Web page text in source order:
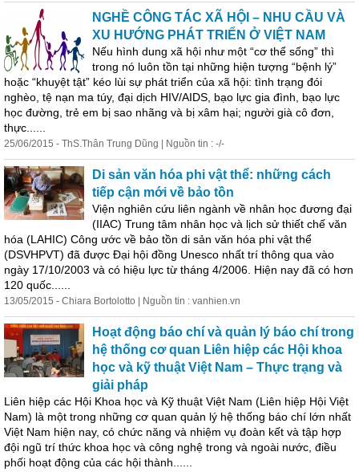
NGHỀ CÔNG TÁC XÃ HỘI – NHU CẦU VÀ
XU HƯỚNG PHÁT TRIỂN Ở VIỆT NAM
Nếu hình dung xã hội như một “cơ thể sống” thì
trong nó luôn tồn tại những hiện tượng “bệnh lý”
hoặc “khuyệt tật” kéo lùi sự phát triển của xã hội: tình trạng đói
nghèo, tệ nạn ma túy, đại dịch HIV/AIDS, bạo lực gia đình, bạo lực
học đường, trẻ em bị sao nhãng và bị xâm hại; người già cô đơn,
thực......
25/06/2015 - ThS.Thân Trung Dũng | Nguồn tin : -/-
Di sản văn hóa phi vật thể: những cách
tiếp cận mới về bảo tồn
Viện nghiên cứu liên ngành về nhân học đương đại
(IIAC) Trung tâm nhân học và lịch sử thiết chế văn
hóa (LAHIC) Công ước về bảo tồn di sản văn hóa phi vật thể
(DSVHPVT) đã được Đại hội đồng Unesco nhất trí thông qua vào
ngày 17/10/2003 và có hiệu lực từ tháng 4/2006. Hiện nay đã có hơn
120 quốc......
13/05/2015 - Chiara Bortolotto | Nguồn tin : vanhien.vn
Hoạt động báo chí và quản lý báo chí trong
hệ thống cơ quan Liên hiệp các Hội khoa
học và kỹ thuật Việt Nam – Thực trạng và
giải pháp
Liên hiệp các Hội Khoa học và Kỹ thuật Việt Nam (Liên hiệp Hội Việt
Nam) là một trong những cơ quan quản lý hệ thống báo chí lớn nhất
Việt Nam hiện nay, có chức năng và nhiệm vụ đoàn kết và tập hợp
đội ngũ trí thức khoa học và công nghệ trong và ngoài nước, điều
phối hoạt động của các hội thành......